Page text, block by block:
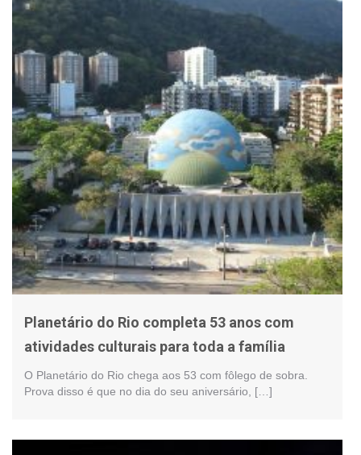
Planetário do Rio completa 53 anos com
atividades culturais para toda a família
O Planetário do Rio chega aos 53 com fôlego de sobra.
Prova disso é que no dia do seu aniversário, […]